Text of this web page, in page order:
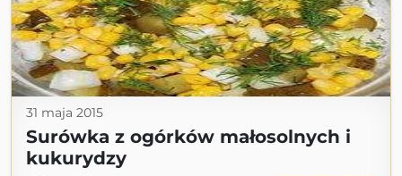
31 maja 2015
Surówka z ogórków małosolnych i
kukurydzy